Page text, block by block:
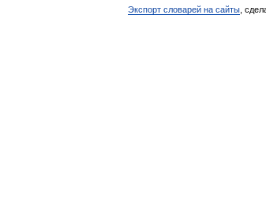
Экспорт словарей на сайты ,